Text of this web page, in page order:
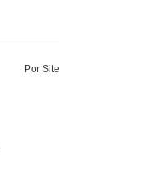
Por Site